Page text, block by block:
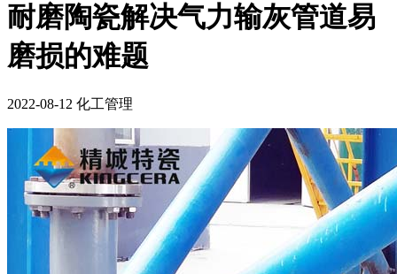
耐磨陶瓷解决气力输灰管道易
磨损的难题
2022-08-12 化工管理